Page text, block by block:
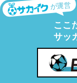
が運営
ここ
サッ